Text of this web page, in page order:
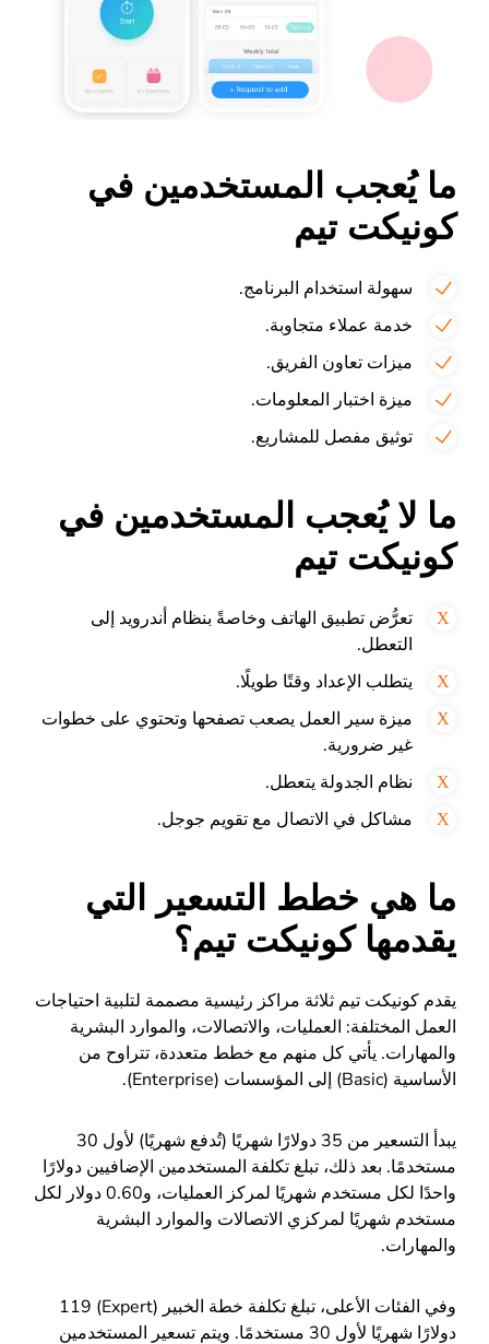
ما يُعجب المستخدمين في
كونيكت تيم
سهولة استخدام البرنامج.
خدمة عملاء متجاوبة.
ميزات تعاون الفريق.
ميزة اختبار المعلومات.
توثيق مفصل للمشاريع.
ما لا يُعجب المستخدمين في
كونيكت تيم
تعرُّض تطبيق الهاتف وخاصةً بنظام أندرويد إلى
التعطل.
يتطلب الإعداد وقتًا طويلًا.
ميزة سير العمل يصعب تصفحها وتحتوي على خطوات
غير ضرورية.
نظام الجدولة يتعطل.
مشاكل في الاتصال مع تقويم جوجل.
ما هي خطط التسعير التي
يقدمها كونيكت تيم؟
يقدم كونيكت تيم ثلاثة مراكز رئيسية مصممة لتلبية احتياجات
العمل المختلفة: العمليات، والاتصالات، والموارد البشرية
والمهارات. يأتي كل منهم مع خطط متعددة، تتراوح من
الأساسية (Basic) إلى المؤسسات (Enterprise).
يبدأ التسعير من 35 دولارًا شهريًا (تُدفع شهريًا) لأول 30
مستخدمًا. بعد ذلك، تبلغ تكلفة المستخدمين الإضافيين دولارًا
واحدًا لكل مستخدم شهريًا لمركز العمليات، و0.60 دولار لكل
مستخدم شهريًا لمركزي الاتصالات والموارد البشرية
والمهارات.
وفي الفئات الأعلى، تبلغ تكلفة خطة الخبير (Expert) 119
دولارًا شهريًا لأول 30 مستخدمًا. ويتم تسعير المستخدمين